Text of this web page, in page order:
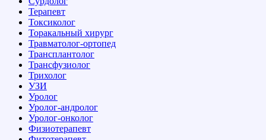
Терапевт
Токсиколог
Торакальный хирург
Травматолог-ортопед
Трансплантолог
Трансфузиолог
Трихолог
УЗИ
Уролог
Уролог-андролог
Уролог-онколог
Физиотерапевт